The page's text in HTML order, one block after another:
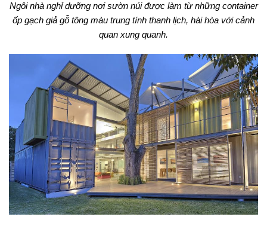
Ngôi nhà nghỉ dưỡng nơi sườn núi được làm từ những container
ốp gạch giả gỗ tông màu trung tính thanh lịch, hài hòa với cảnh
quan xung quanh.